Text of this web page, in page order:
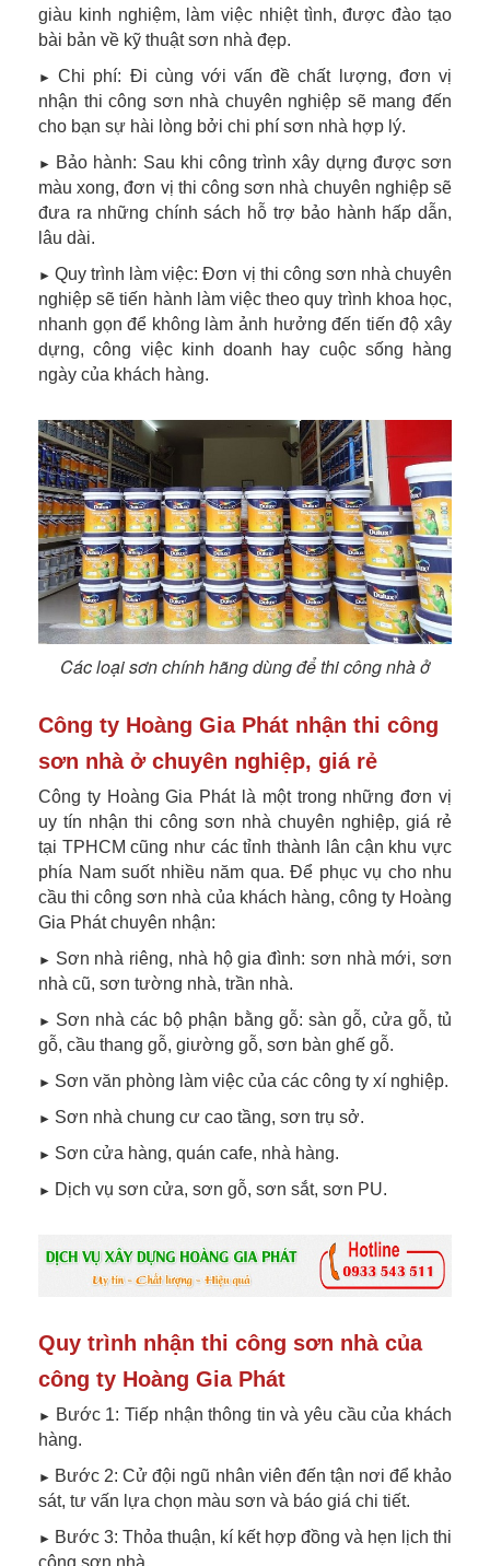
giàu kinh nghiệm, làm việc nhiệt tình, được đào tạo
bài bản về kỹ thuật sơn nhà đẹp.
►Chi phí: Đi cùng với vấn đề chất lượng, đơn vị
nhận thi công sơn nhà chuyên nghiệp sẽ mang đến
cho bạn sự hài lòng bởi chi phí sơn nhà hợp lý.
► Bảo hành: Sau khi công trình xây dựng được sơn
màu xong, đơn vị thi công sơn nhà chuyên nghiệp sẽ
đưa ra những chính sách hỗ trợ bảo hành hấp dẫn,
lâu dài.
►Quy trình làm việc: Đơn vị thi công sơn nhà chuyên
nghiệp sẽ tiến hành làm việc theo quy trình khoa học,
nhanh gọn để không làm ảnh hưởng đến tiến độ xây
dựng, công việc kinh doanh hay cuộc sống hàng
ngày của khách hàng.
Các loại sơn chính hãng dùng để thi công nhà ở
Công ty Hoàng Gia Phát nhận thi công
sơn nhà ở chuyên nghiệp, giá rẻ
Công ty Hoàng Gia Phát là một trong những đơn vị
uy tín nhận thi công sơn nhà chuyên nghiệp, giá rẻ
tại TPHCM cũng như các tỉnh thành lân cận khu vực
phía Nam suốt nhiều năm qua. Để phục vụ cho nhu
cầu thi công sơn nhà của khách hàng, công ty Hoàng
Gia Phát chuyên nhận:
► Sơn nhà riêng, nhà hộ gia đình: sơn nhà mới, sơn
nhà cũ, sơn tường nhà, trần nhà.
► Sơn nhà các bộ phận bằng gỗ: sàn gỗ, cửa gỗ, tủ
gỗ, cầu thang gỗ, giường gỗ, sơn bàn ghế gỗ.
► Sơn văn phòng làm việc của các công ty xí nghiệp.
► Sơn nhà chung cư cao tầng, sơn trụ sở.
► Sơn cửa hàng, quán cafe, nhà hàng.
► Dịch vụ sơn cửa, sơn gỗ, sơn sắt, sơn PU.
Quy trình nhận thi công sơn nhà của
công ty Hoàng Gia Phát
► Bước 1: Tiếp nhận thông tin và yêu cầu của khách
hàng.
► Bước 2: Cử đội ngũ nhân viên đến tận nơi để khảo
sát, tư vấn lựa chọn màu sơn và báo giá chi tiết.
► Bước 3: Thỏa thuận, kí kết hợp đồng và hẹn lịch thi